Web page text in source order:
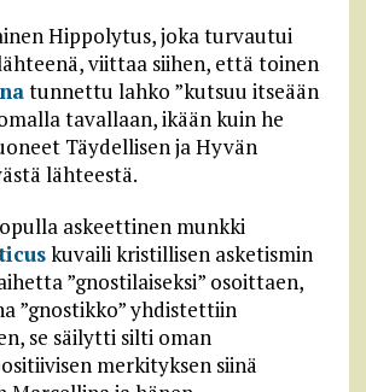
Hippolytus, joka turvautui
viittaa siihen, että toinen
tunnettu lahko ”kutsuu itseään
tavallaan, ikään kuin he
Täydellisen ja Hyvän
lähteestä.
askeettinen munkki
kuvaili kristillisen asketismin
”gnostilaiseksi” osoittaen,
”gnostikko” yhdistettiin
se säilytti silti oman
merkityksen siinä